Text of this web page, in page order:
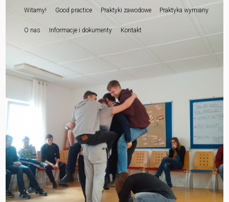
Przeskocz
do
tekstu
Witamy! Good practice Praktyki zawodowe Praktyka wymiany
O nas Informacje i dokumenty Kontakt